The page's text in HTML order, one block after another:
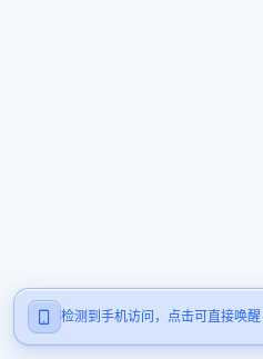
检测到手机访问，点击可直接唤醒